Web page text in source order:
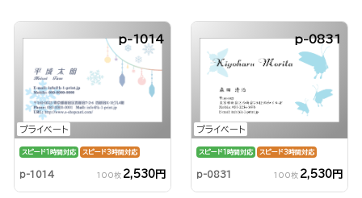
プライベート
p-1014
スピード1時間対応 スピード3時間対応
p-1014 100枚 2,530円
プライベート
p-0831
スピード1時間対応 スピード3時間対応
p-0831 100枚 2,530円